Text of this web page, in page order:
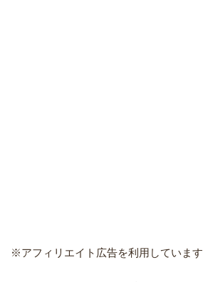
※アフィリエイト広告を利用しています